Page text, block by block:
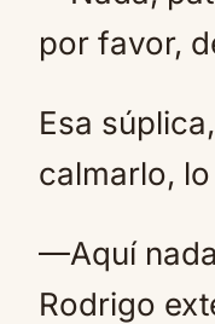
por favor,
Esa
calmarlo,
—Aquí
Rodrigo